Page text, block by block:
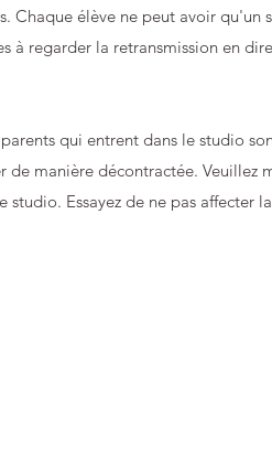
Chaque élève ne peut avoir qu'un
à regarder la retransmission en
qui entrent dans le studio
de manière décontractée. Veuillez
Essayez de ne pas affecter